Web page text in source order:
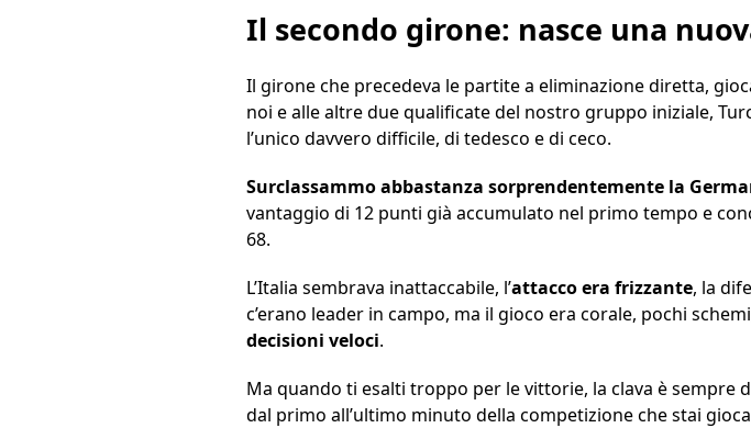
Il secondo girone: nasce una
Il girone che precedeva le partite a eliminazione diretta,
noi e alle altre due qualificate del nostro gruppo iniziale,
l’unico davvero difficile, di tedesco e di ceco.
Surclassammo abbastanza sorprendentemente la
vantaggio di 12 punti già accumulato nel primo tempo e
68.
L’Italia sembrava inattaccabile, l’attacco era frizzante, la
c’erano leader in campo, ma il gioco era corale, pochi
decisioni veloci.
Ma quando ti esalti troppo per le vittorie, la clava è
dal primo all’ultimo minuto della competizione che stai